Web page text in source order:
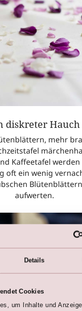
Details
Cookies
um Inhalte und
diskreter Hauch
mehr
Kaffeetafel
oft ein wenig
aufwerten.